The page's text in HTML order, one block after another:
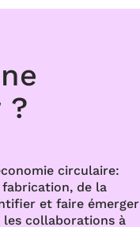
?
circulaire:
de la
et faire émerger
collaborations à